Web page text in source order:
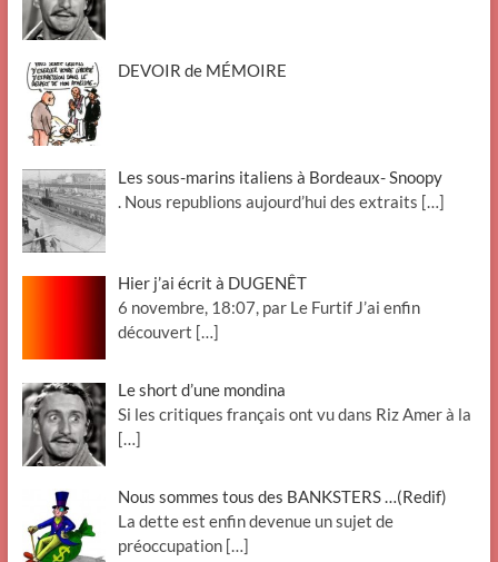
DEVOIR de MÉMOIRE
Les sous-marins italiens à Bordeaux- Snoopy
. Nous republions aujourd’hui des extraits […]
Hier j’ai écrit à DUGENÊT
6 novembre, 18:07, par Le Furtif J’ai enfin
découvert […]
Le short d’une mondina
Si les critiques français ont vu dans Riz Amer à la
[…]
Nous sommes tous des BANKSTERS …(Redif)
La dette est enfin devenue un sujet de
préoccupation […]